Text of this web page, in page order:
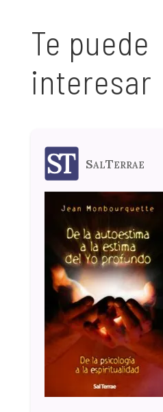
Te puede
interesar
SalTerrae